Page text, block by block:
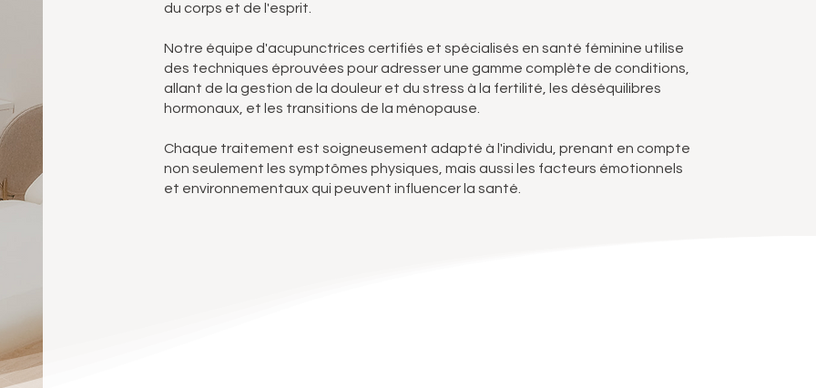
du corps et de l'esprit.
Notre équipe d'acupunctrices certifiés et spécialisés en santé féminine utilise
des techniques éprouvées pour adresser une gamme complète de conditions,
allant de la gestion de la douleur et du stress à la fertilité, les déséquilibres
hormonaux, et les transitions de la ménopause.
Chaque traitement est soigneusement adapté à l'individu, prenant en compte
non seulement les symptômes physiques, mais aussi les facteurs émotionnels
et environnementaux qui peuvent influencer la santé.